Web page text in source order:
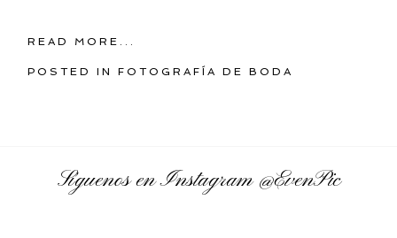
READ MORE...
POSTED INFOTOGRAFÍA DE BODA
Síguenos en Instagram@EvenPic